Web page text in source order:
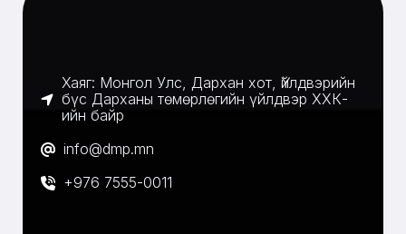
Хаяг: Монгол Улс, Дархан хот, Үйлдвэрийн
бүс Дарханы төмөрлөгийн үйлдвэр ХХК-
ийн байр
info@dmp.mn
+976 7555-0011